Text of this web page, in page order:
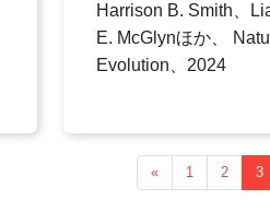
Harrison B. Smith、
E. McGlynほか、
Evolution、2024
« 1 2 3